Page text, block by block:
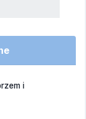
i